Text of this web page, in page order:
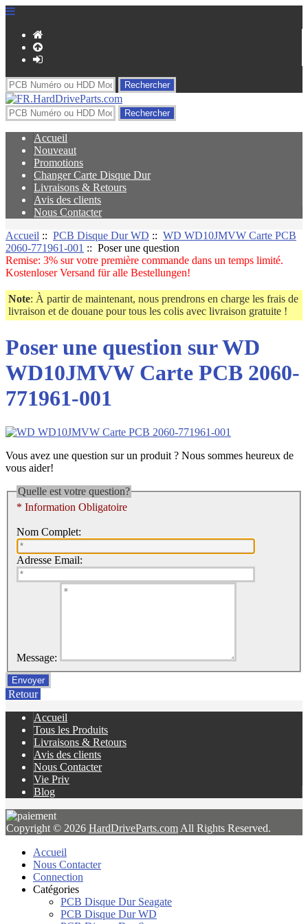
Accueil
Nouveaut
Promotions
Changer Carte Disque Dur
Livraisons & Retours
Avis des clients
Nous Contacter
Accueil :: PCB Disque Dur WD :: WD WD10JMVW Carte PCB
2060-771961-001 :: Poser une question
Remise: 3% sur votre première commande dans un temps limité.
Kostenloser Versand für alle Bestellungen!
Note: À partir de maintenant, nous prendrons en charge les frais de
livraison et de douane pour tous les colis avec livraison gratuite !
Poser une question sur WD
WD10JMVW Carte PCB 2060-
771961-001
Vous avez une question sur un produit ? Nous sommes heureux de
vous aider!
Quelle est votre question?
* Information Obligatoire
Nom Complet:
Adresse Email:
Message:
Retour
Accueil
Tous les Produits
Livraisons & Retours
Avis des clients
Nous Contacter
Vie Priv
Blog
Copyright © 2026 HardDriveParts.comAll Rights Reserved.
Accueil
Nous Contacter
Connection
Catégories
PCB Disque Dur Seagate
PCB Disque Dur WD